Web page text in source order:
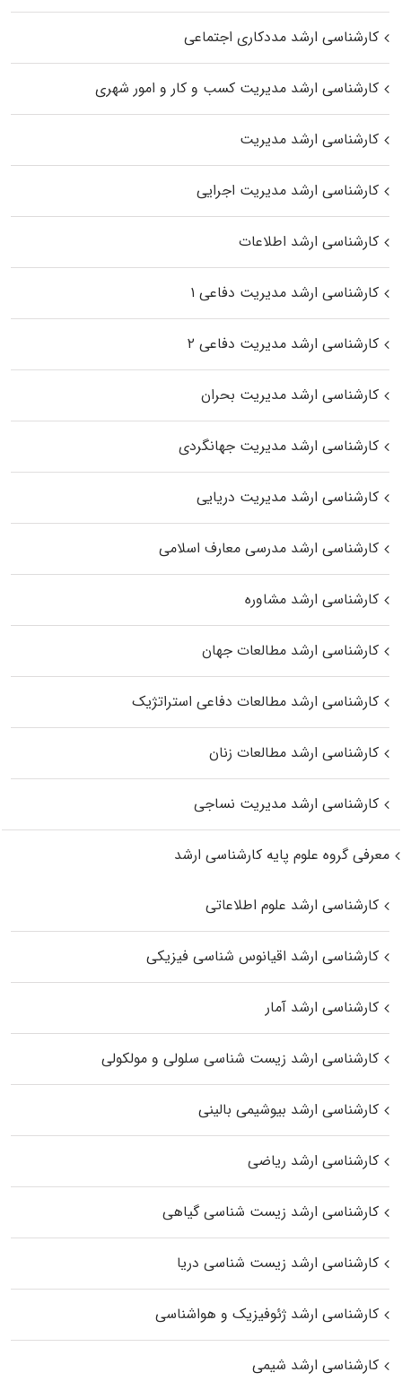
کارشناسی ارشد مددکاری اجتماعی
کارشناسی ارشد مدیریت کسب و کار و امور شهری
کارشناسی ارشد مدیریت
کارشناسی ارشد مدیریت اجرایی
کارشناسی ارشد اطلاعات
کارشناسی ارشد مدیریت دفاعی ۱
کارشناسی ارشد مدیریت دفاعی ۲
کارشناسی ارشد مدیریت بحران
کارشناسی ارشد مدیریت جهانگردی
کارشناسی ارشد مدیریت دریایی
کارشناسی ارشد مدرسی معارف اسلامی
کارشناسی ارشد مشاوره
کارشناسی ارشد مطالعات جهان
کارشناسی ارشد مطالعات دفاعی استراتژیک
کارشناسی ارشد مطالعات زنان
کارشناسی ارشد مدیریت نساجی
معرفی گروه علوم پایه کارشناسی ارشد
کارشناسی ارشد علوم اطلاعاتی
کارشناسی ارشد اقیانوس‌ شناسی فیزیکی
کارشناسی ارشد آمار
کارشناسی ارشد زیست شناسی سلولی و مولکولی
کارشناسی ارشد بیوشیمی بالینی
کارشناسی ارشد ریاضی
کارشناسی ارشد زیست‌ شناسی گیاهی
کارشناسی ارشد زیست‌ شناسی دریا
کارشناسی ارشد ژئوفیزیک و هواشناسی
کارشناسی ارشد شیمی